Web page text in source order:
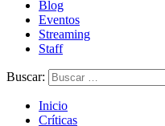
Blog
Eventos
Streaming
Staff
Buscar:
Inicio
Críticas